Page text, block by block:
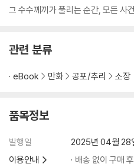
그 수수께끼가 풀리는 순간, 모든 사
관련 분류
eBook 만화 공포/추리 소장
품목정보
발행일
2025년 04월 28
이용안내
배송 없이 구매